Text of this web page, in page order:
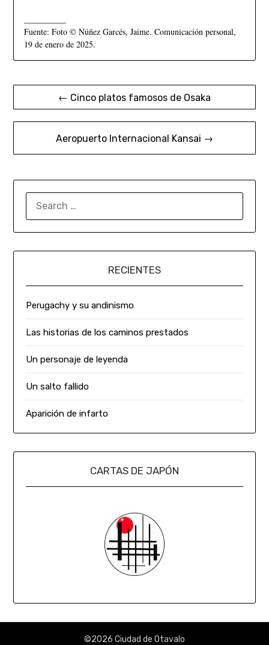
Fuente: Foto © Núñez Garcés, Jaime. Comunicación personal,
19 de enero de 2025.
← Cinco platos famosos de Osaka
Aeropuerto Internacional Kansai →
RECIENTES
Perugachy y su andinismo
Las historias de los caminos prestados
Un personaje de leyenda
Un salto fallido
Aparición de infarto
CARTAS DE JAPÓN
©2026 Ciudad de Otavalo